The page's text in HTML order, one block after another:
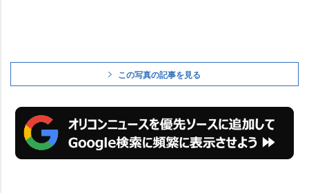
この写真の記事を見る